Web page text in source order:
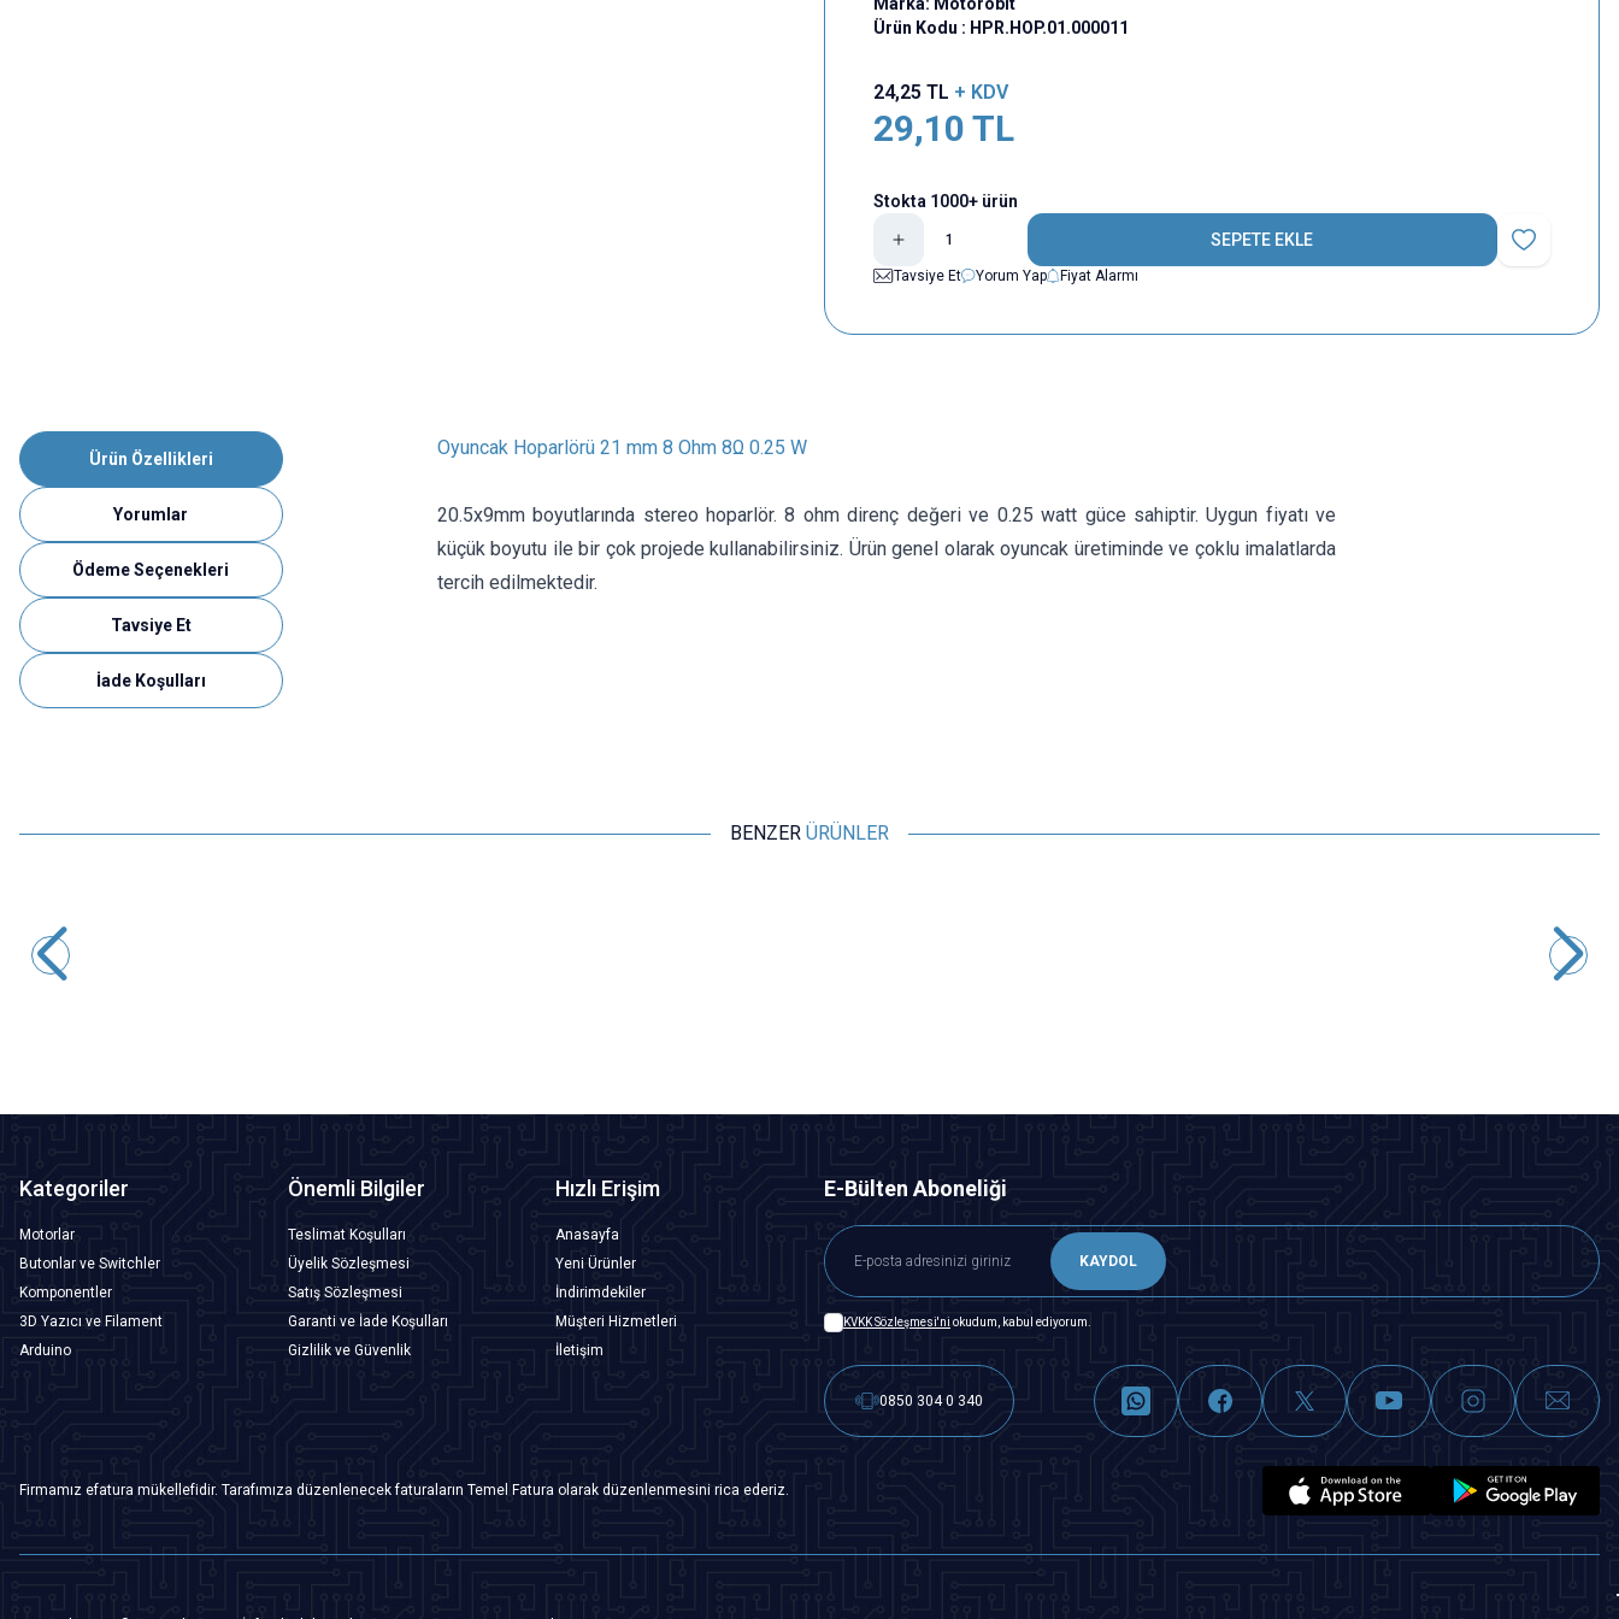
Ürün Kodu : HPR.HOP.01.000011
24,25 TL + KDV
29,10 TL
Stokta 1000+ ürün
SEPETE EKLE
Favoriye Ekle
Tavsiye Et
Yorum Yap Fiyat Alarmı
Ürün Özellikleri
Yorumlar
Ödeme Seçenekleri
Tavsiye Et
İade Koşulları
Oyuncak Hoparlörü 21 mm 8 Ohm 8Ω 0.25 W
20.5x9mm boyutlarında stereo hoparlör. 8 ohm direnç değeri ve 0.25 watt güce sahiptir. Uygun fiyatı ve
küçük boyutu ile bir çok projede kullanabilirsiniz. Ürün genel olarak oyuncak üretiminde ve çoklu imalatlarda
tercih edilmektedir.
BENZER ÜRÜNLER
Kategoriler
Motorlar
Butonlar ve Switchler
Komponentler
3D Yazıcı ve Filament
Arduino
Önemli Bilgiler
Teslimat Koşulları
Üyelik Sözleşmesi
Satış Sözleşmesi
Garanti ve İade Koşulları
Gizlilik ve Güvenlik
Hızlı Erişim
Anasayfa
Yeni Ürünler
İndirimdekiler
Müşteri Hizmetleri
İletişim
E-Bülten Aboneliği
KAYDOL
KVKK Sözleşmesi'ni okudum, kabul ediyorum.
0850 304 0 340
Firmamız efatura mükellefidir. Tarafımıza düzenlenecek faturaların Temel Fatura olarak düzenlenmesini rica ederiz.